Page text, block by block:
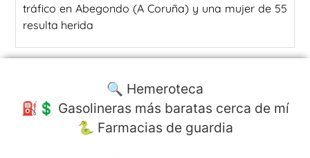
tráfico en Abegondo (A Coruña) y una mujer de 55
resulta herida
🔍 Hemeroteca
⛽️💲 Gasolineras más baratas cerca de mí
🐍 Farmacias de guardia